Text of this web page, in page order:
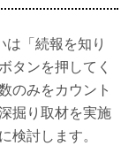
「続報を知り
タンを押してく
のみをカウント
掘り取材を実施
検討します。